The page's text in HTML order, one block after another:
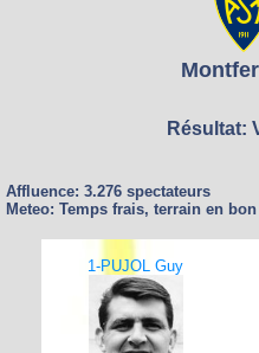
Résultat:
Affluence: 3.276 spectateurs
Meteo: Temps frais, terrain en bon
1-PUJOL Guy